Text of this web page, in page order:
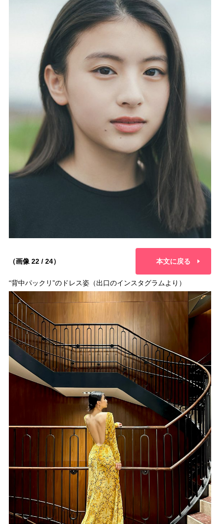
（画像 22 / 24） 本文に戻る
“背中パックリ”のドレス姿（出口のインスタグラムより）